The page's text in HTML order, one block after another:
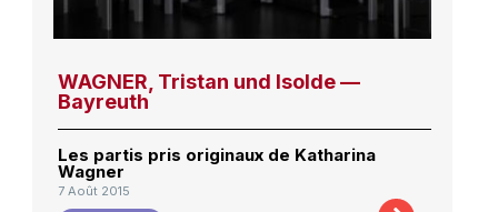
WAGNER, Tristan und Isolde —
Bayreuth
Les partis pris originaux de Katharina
Wagner
7 Août 2015